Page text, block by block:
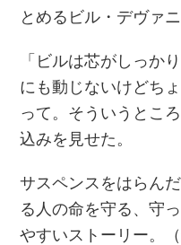
とめるビル・デヴァ
「ビルは芯がしっか
にも動じないけどち
って。そういうとこ
込みを見せた。
サスペンスをはらん
る人の命を守る、守
やすいストーリー。